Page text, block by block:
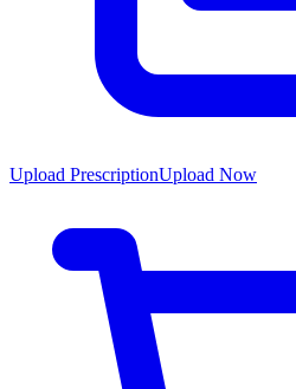
Upload PrescriptionUpload Now